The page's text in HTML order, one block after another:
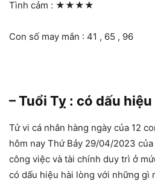
Tình cảm : ★★★★
Con số may mắn : 41 , 65 , 96
– Tuổi Tỵ : có dấu
Tử vi cá nhân hàng ngày của 12
hôm nay Thứ Bảy 29/04/2023
công việc và tài chính duy trì ở
có dấu hiệu hài lòng với những gì